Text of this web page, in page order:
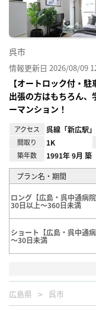
呉市
情報更新日 2026/08/09
【オートロック付・
出張の方はもちろん
ーマンション！
アクセス 呉線「新広駅」
間取り 1K
築年数 1991年 9月 築
プラン名・期間
ロング【広島・呉中通病院
30日以上～360日未満
ショート【広島・呉中通病
～30日未満
広島県 呉市